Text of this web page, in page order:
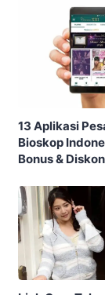
13 Aplikasi
Bioskop
Bonus & Diskon